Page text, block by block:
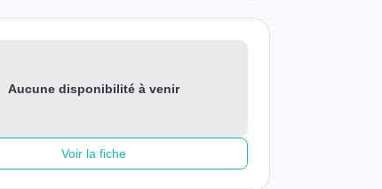
Aucune disponibilité à venir
Voir la fiche